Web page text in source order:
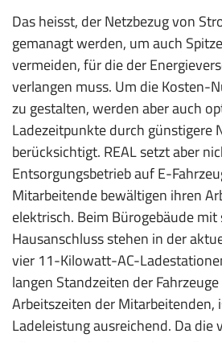
Das heisst, der Netzbezug von
gemanagt werden, um auch
vermeiden, für die der
verlangen muss. Um die Kosten-
zu gestalten, werden aber auch
Ladezeitpunkte durch günstigere
berücksichtigt. REAL setzt aber
Entsorgungsbetrieb auf E-
Mitarbeitende bewältigen ihren
elektrisch. Beim Bürogebäude
Hausanschluss stehen in der
vier 11-Kilowatt­-AC-
langen Standzeiten der
Arbeitszeiten der Mitarbeitenden,
Ladeleistung ausreichend. Da die